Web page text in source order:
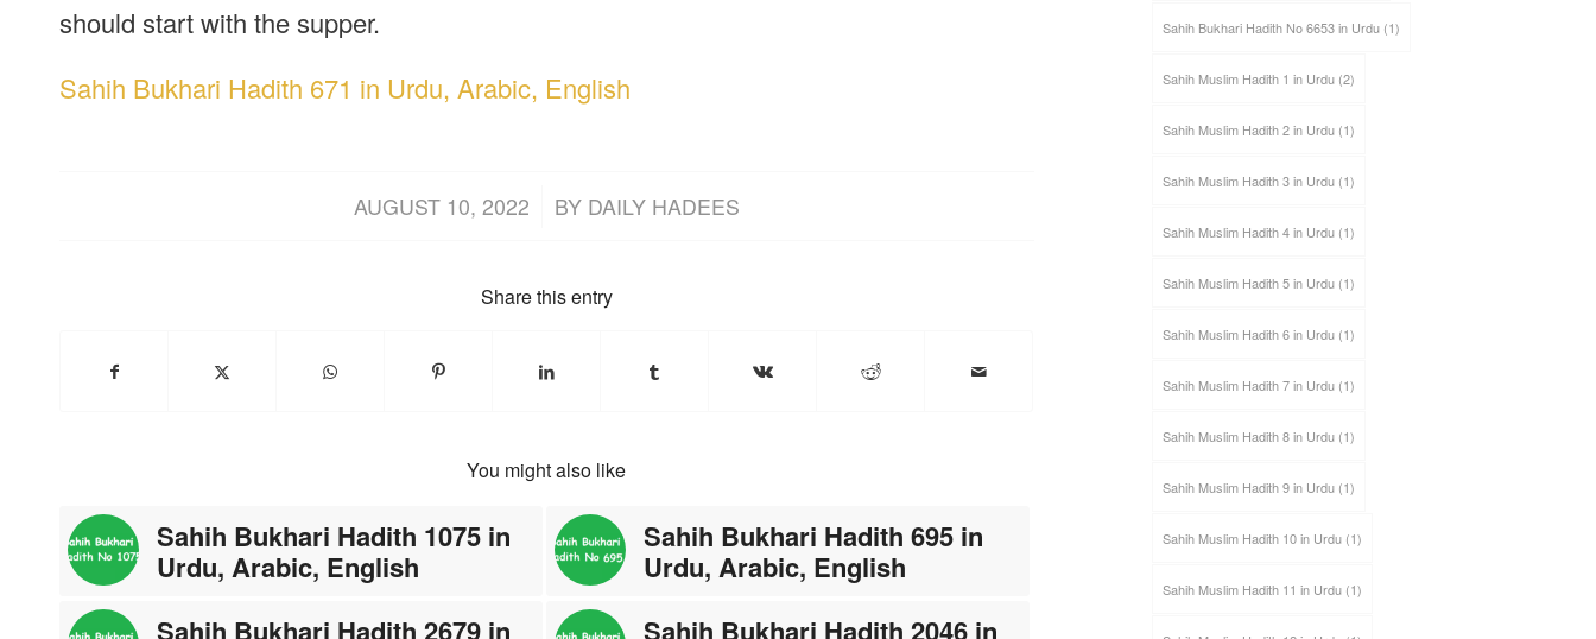
should start with the supper.
Sahih Bukhari Hadith 671 in Urdu, Arabic, English
AUGUST 10, 2022
/ BY DAILY HADEES
Share this entry
You might also like
Sahih Bukhari Hadith 1075 in
Urdu, Arabic, English
Sahih Bukhari Hadith 695 in
Urdu, Arabic, English
Sahih Bukhari Hadith 2679 in
Sahih Bukhari Hadith 2046 in
Sahih Bukhari Hadith No 6653 in Urdu(1)
Sahih Muslim Hadith 1 in Urdu(2)
Sahih Muslim Hadith 2 in Urdu(1)
Sahih Muslim Hadith 3 in Urdu(1)
Sahih Muslim Hadith 4 in Urdu(1)
Sahih Muslim Hadith 5 in Urdu(1)
Sahih Muslim Hadith 6 in Urdu(1)
Sahih Muslim Hadith 7 in Urdu(1)
Sahih Muslim Hadith 8 in Urdu(1)
Sahih Muslim Hadith 9 in Urdu(1)
Sahih Muslim Hadith 10 in Urdu(1)
Sahih Muslim Hadith 11 in Urdu(1)